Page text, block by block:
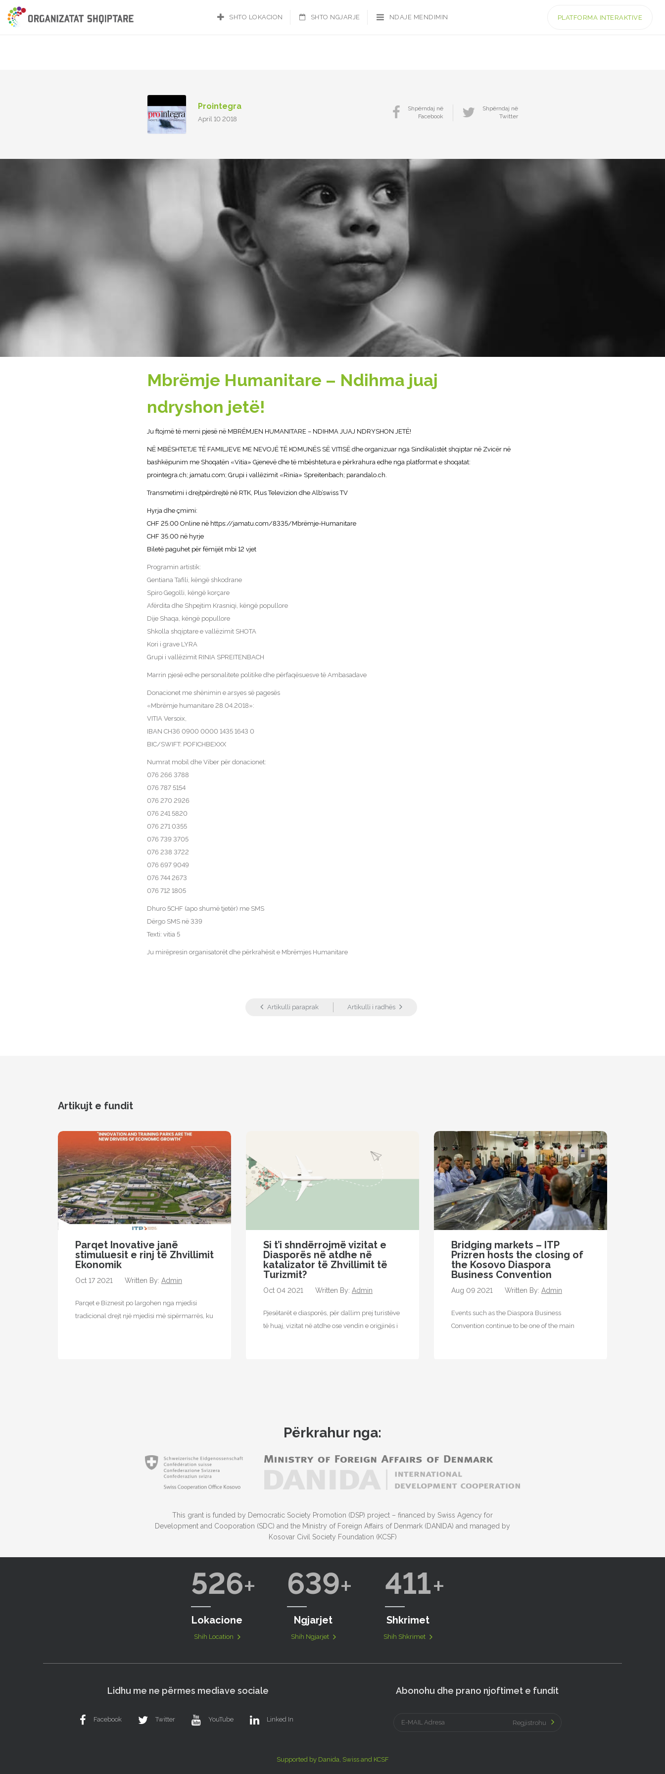
SHTO LOKACION SHTO NGJARJE NDAJE MENDIMIN PLATFORMA INTERAKTIVE
Prointegra
April 10 2018
Shpërndaj në
Facebook
Shpërndaj në
Twitter
Mbrëmje Humanitare – Ndihma juaj
ndryshon jetë!
Ju ftojmë të merni pjesë në MBRËMJEN HUMANITARE – NDIHMA JUAJ NDRYSHON JETË!
NË MBËSHTETJE TË FAMILJEVE ME NEVOJË TË KOMUNËS SË VITISË dhe organizuar nga Sindikalistët shqiptar në Zvicër në
bashkëpunim me Shoqatën «Vitia» Gjenevë dhe të mbështetura e përkrahura edhe nga platformat e shoqatat:
prointegra.ch; jamatu.com; Grupi i vallëzimit «Rinia» Spreitenbach; parandalo.ch.
Transmetimi i drejtpërdrejtë në RTK, Plus Televizion dhe Alb’swiss TV
Hyrja dhe çmimi:
CHF 25.00 Online në https://jamatu.com/8335/Mbrëmje-Humanitare
CHF 35.00 në hyrje
Biletë paguhet për fëmijët mbi 12 vjet
Programin artistik:
Gentiana Tafili, këngë shkodrane
Spiro Gegolli, këngë korçare
Afërdita dhe Shpejtim Krasniqi, këngë popullore
Dije Shaqa, këngë popullore
Shkolla shqiptare e vallëzimit SHOTA
Kori i grave LYRA
Grupi i vallëzimit RINIA SPREITENBACH
Marrin pjesë edhe personalitete politike dhe përfaqësuesve të Ambasadave
Donacionet me shënimin e arsyes së pagesës
«Mbrëmje humanitare 28.04.2018»:
VITIA Versoix,
IBAN CH36 0900 0000 1435 1643 0
BIC/SWIFT: POFICHBEXXX
Numrat mobil dhe Viber për donacionet:
076 266 3788
076 787 5154
076 270 2926
076 241 5820
076 271 0355
076 739 3705
076 238 3722
076 697 9049
076 744 2673
076 712 1805
Dhuro 5CHF (apo shumë tjetër) me SMS
Dërgo SMS në 339
Texti: vitia 5
Ju mirëpresin organisatorët dhe përkrahësit e Mbrëmjes Humanitare
Artikulli paraprak Artikulli i radhës
Artikujt e fundit
Parqet Inovative janë
stimuluesit e rinj të Zhvillimit
Ekonomik
Oct 17 2021 Written By: Admin
Parqet e Biznesit po largohen nga mjedisi
tradicional drejt një mjedisi më sipërmarrës, ku
Si t’i shndërrojmë vizitat e
Diasporës ​​në atdhe në
katalizator të Zhvillimit të
Turizmit?
Oct 04 2021 Written By: Admin
Pjesëtarët e diasporës, për dallim prej turistëve
të huaj, vizitat në atdhe ose vendin e origjinës i
Bridging markets – ITP
Prizren hosts the closing of
the Kosovo Diaspora
Business Convention
Aug 09 2021 Written By: Admin
Events such as the Diaspora Business
Convention continue to be one of the main
Përkrahur nga:
This grant is funded by Democratic Society Promotion (DSP) project – financed by Swiss Agency for
Development and Cooporation (SDC) and the Ministry of Foreign Affairs of Denmark (DANIDA) and managed by
Kosovar Civil Society Foundation (KCSF)
526
Lokacione
Shih Location
639
Ngjarjet
Shih Ngjarjet
411
Shkrimet
Shih Shkrimet
Lidhu me ne përmes mediave sociale
Facebook Twitter YouTube Linked In
Abonohu dhe prano njoftimet e fundit
Regjistrohu
Supported by Danida, Swiss and KCSF